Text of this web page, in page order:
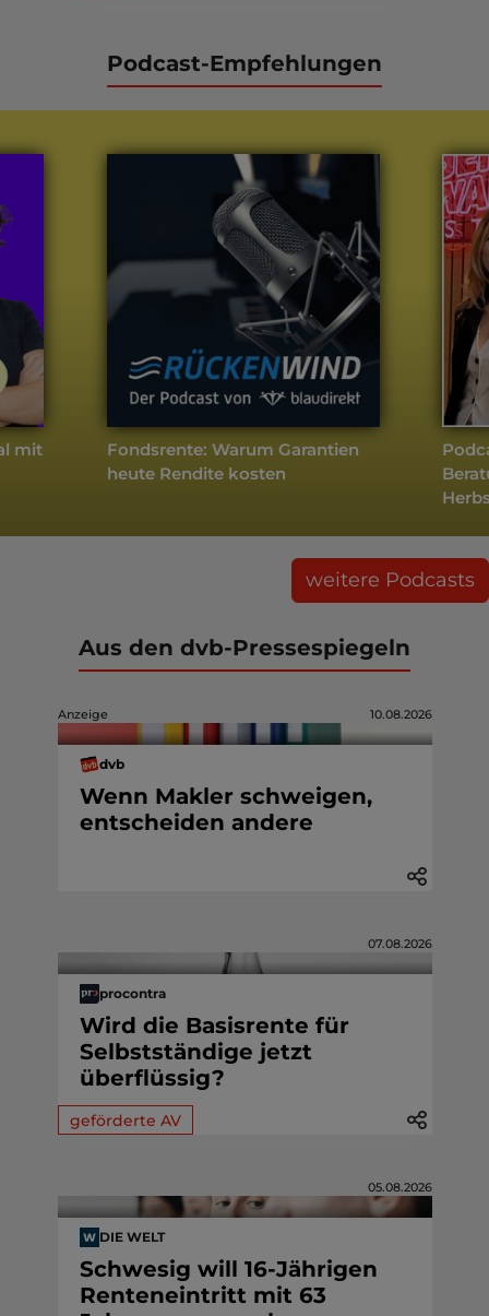
Podcast-Empfehlungen
mit
Fondsrente: Warum Garantien
heute Rendite kosten
weitere Podcasts
Aus den dvb-Pressespiegeln
Anzeige 10.08.2026
dvb
Wenn Makler schweigen,
entscheiden andere
07.08.2026
procontra
Wird die Basisrente für
Selbstständige jetzt
überflüssig?
geförderte AV
05.08.2026
DIE WELT
Schwesig will 16-Jährigen
Renteneintritt mit 63